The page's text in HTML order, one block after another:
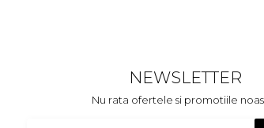
NEWSLETTER
Nu rata ofertele si promotiile